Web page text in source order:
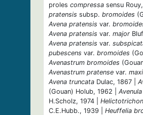
proles compressa sensu
pratensis subsp. bromoides
Avena pratensis var.
Avena pratensis var. major
Avena pratensis var.
pubescens var. bromoides
Avenastrum bromoides
Avenastrum pratense var.
Avena truncata Dulac, 1867 |
(Gouan) Holub, 1962 |
H.Scholz, 1974 |
C.E.Hubb., 1939 | Heuffelia